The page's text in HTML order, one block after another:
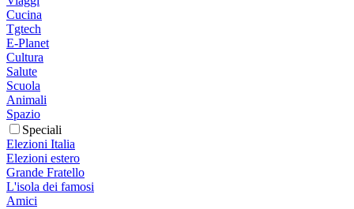
Cucina
Tgtech
E-Planet
Cultura
Salute
Scuola
Animali
Spazio
Speciali
Elezioni Italia
Elezioni estero
Grande Fratello
L'isola dei famosi
Amici